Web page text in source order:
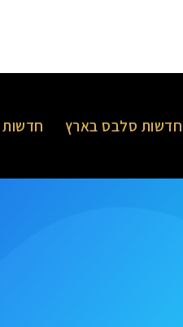
חדשות סלבס בארץ